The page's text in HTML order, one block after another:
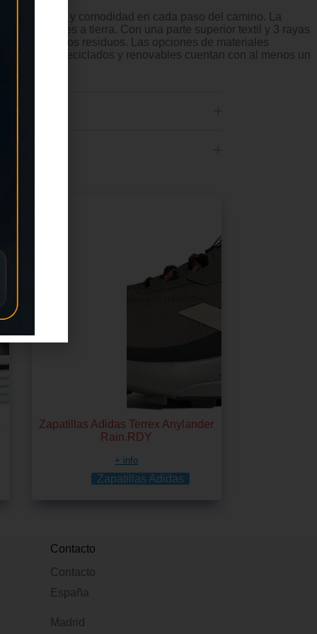
estilo y comodidad en cada paso del camino. La
los viajes a tierra. Con una parte superior textil y 3 rayas
a reducir los residuos. Las opciones de materiales
reciclados y renovables cuentan con al menos un
Zapatillas Adidas Terrex Anylander
Rain.RDY
+ info
Zapatillas Adidas
Contacto
Contacto
España
Madrid